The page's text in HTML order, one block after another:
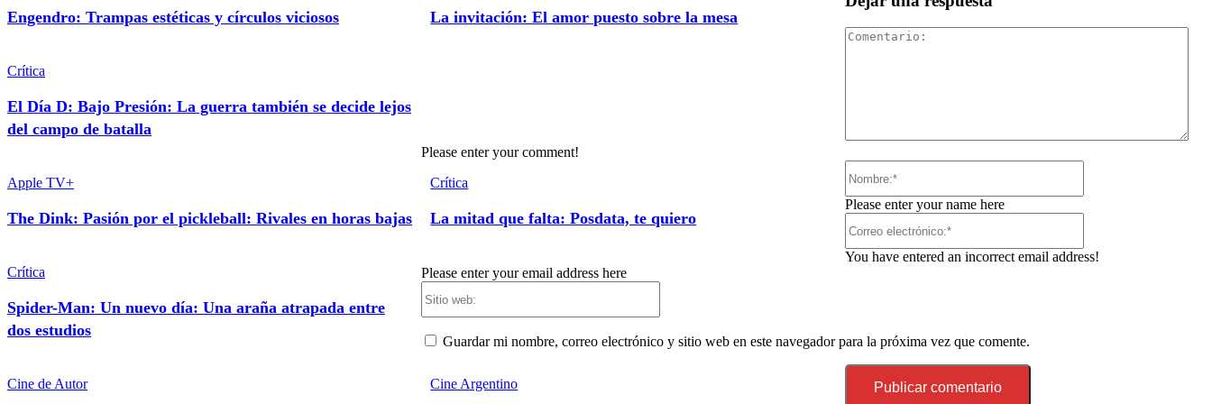
Engendro: Trampas estéticas y círculos viciosos La invitación: El amor puesto sobre la mesa
Crítica
El Día D: Bajo Presión: La guerra también se decide lejos
del campo de batalla
Apple TV+
The Dink: Pasión por el pickleball: Rivales en horas bajas
Crítica
La mitad que falta: Posdata, te quiero
Crítica
Spider-Man: Un nuevo día: Una araña atrapada entre
dos estudios
Cine de Autor Cine Argentino
Please enter your comment!
Please enter your name here
You have entered an incorrect email address!
Please enter your email address here
Guardar mi nombre, correo electrónico y sitio web en este navegador para la próxima vez que comente.